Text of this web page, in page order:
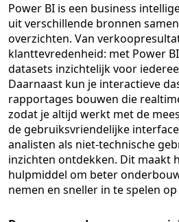
Power BI is een business
uit verschillende bronnen
overzichten. Van
klanttevredenheid: met Power
datasets inzichtelijk voor
Daarnaast kun je interactieve
rapportages bouwen die
zodat je altijd werkt met de
de gebruiksvriendelijke
analisten als niet-technische
inzichten ontdekken. Dit maakt
hulpmiddel om beter
nemen en sneller in te spelen